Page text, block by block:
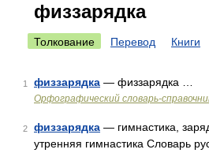
физзарядка
Толкование Перевод Книги
1 физзарядка — физзарядка …
Орфографический словарь-
2 физзарядка — гимнастика,
утренняя гимнастика Словарь